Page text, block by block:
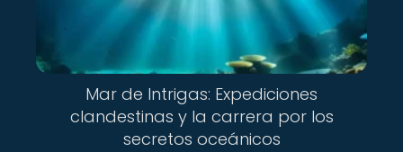
Mar de Intrigas: Expediciones
clandestinas y la carrera por los
secretos oceánicos